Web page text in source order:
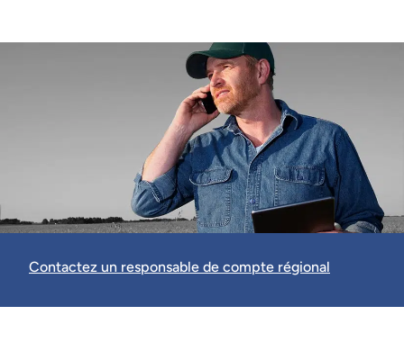
Contactez un responsable de compte régional